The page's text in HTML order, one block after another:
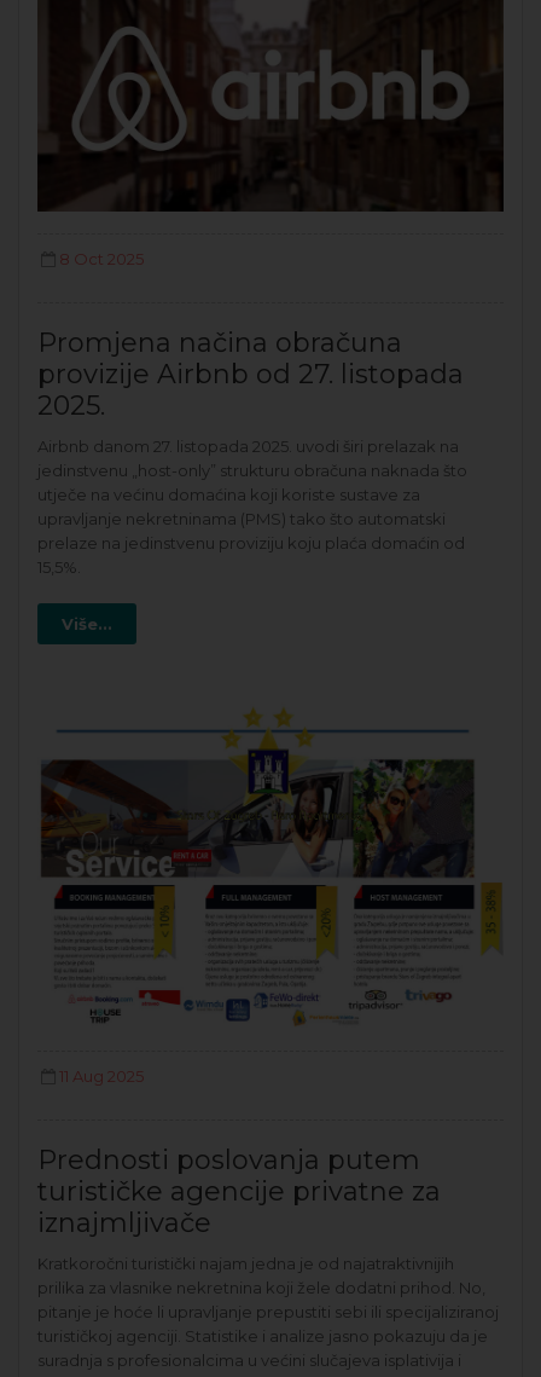
8 Oct 2025
Promjena načina obračuna
provizije Airbnb od 27. listopada
2025.
Airbnb danom 27. listopada 2025. uvodi širi prelazak na
jedinstvenu „host-only” strukturu obračuna naknada što
utječe na većinu domaćina koji koriste sustave za
upravljanje nekretninama (PMS) tako što automatski
prelaze na jedinstvenu proviziju koju plaća domaćin od
15,5%.
Više...
11 Aug 2025
Prednosti poslovanja putem
turističke agencije privatne za
iznajmljivače
Kratkoročni turistički najam jedna je od najatraktivnijih
prilika za vlasnike nekretnina koji žele dodatni prihod. No,
pitanje je hoće li upravljanje prepustiti sebi ili specijaliziranoj
turističkoj agenciji. Statistike i analize jasno pokazuju da je
suradnja s profesionalcima u većini slučajeva isplativija i